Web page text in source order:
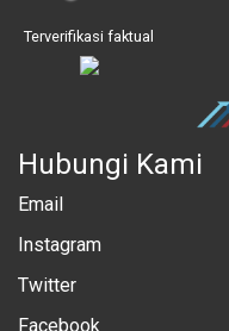
Terverifikasi faktual
Hubungi Kami
Email
Instagram
Twitter
Facebook